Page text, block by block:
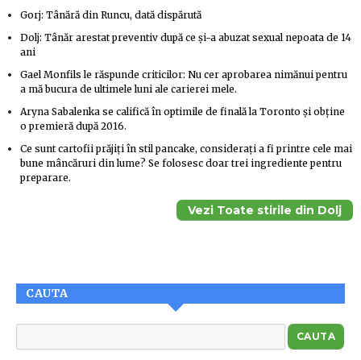
Gorj: Tânără din Runcu, dată dispărută
Dolj: Tânăr arestat preventiv după ce și-a abuzat sexual nepoata de 14
ani
Gael Monfils le răspunde criticilor: Nu cer aprobarea nimănui pentru
a mă bucura de ultimele luni ale carierei mele.
Aryna Sabalenka se califică în optimile de finală la Toronto și obține
o premieră după 2016.
Ce sunt cartofii prăjiți în stil pancake, considerați a fi printre cele mai
bune mâncăruri din lume? Se folosesc doar trei ingrediente pentru
preparare.
Vezi Toate stirile din Dolj
CAUTA